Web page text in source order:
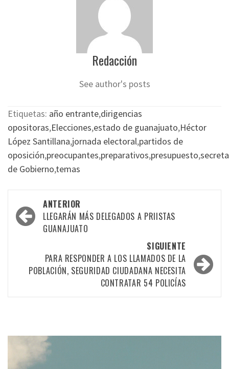
Redacción
See author's posts
Etiquetas: año entrante,dirigencias
opositoras,Elecciones,estado de guanajuato,Héctor
López Santillana,jornada electoral,partidos de
oposición,preocupantes,preparativos,presupuesto,
de Gobierno,temas
Navegación
por
entradas
ANTERIOR
LLEGARÁN MÁS DELEGADOS A PRIISTAS
GUANAJUATO
SIGUIENTE
PARA RESPONDER A LOS LLAMADOS DE LA
POBLACIÓN, SEGURIDAD CIUDADANA NECESITA
CONTRATAR 54 POLICÍAS